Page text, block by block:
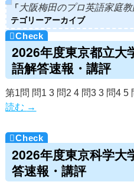
「大阪梅田のプロ英語家庭
テゴリーアーカイブ
2026年度東京都立大
語解答速報・講評
第1問 問1 3 問2 4 問3 3 問4
読む →
2026年度東京科学大
答速報・講評